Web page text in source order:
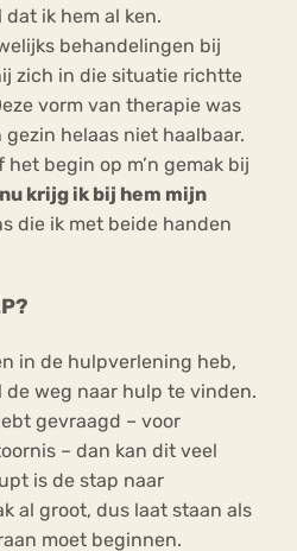
ik hem al ken.
behandelingen bij
zich in die situatie richtte
vorm van therapie was
helaas niet haalbaar.
het begin op m’n gemak bij
krijg ik bij hem mijn
die ik met beide handen
in de hulpverlening heb,
weg naar hulp te vinden.
gevraagd – voor
– dan kan dit veel
is de stap naar
al groot, dus laat staan als
moet beginnen.